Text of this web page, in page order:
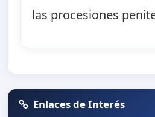
las procesiones
Enlaces de Interés